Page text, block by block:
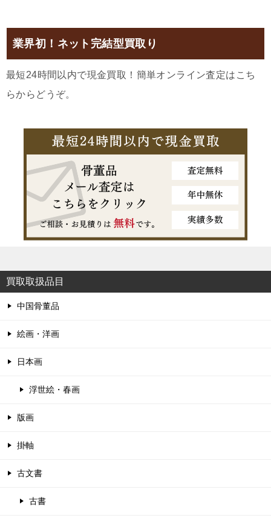
業界初！ネット完結型買取り
最短24時間以内で現金買取！簡単オンライン査定はこち
らからどうぞ。
買取取扱品目
中国骨董品
絵画・洋画
日本画
浮世絵・春画
版画
掛軸
古文書
古書